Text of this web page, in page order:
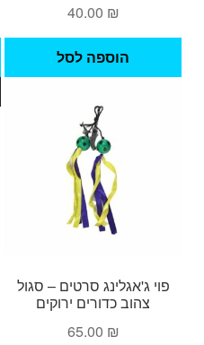
40.00 ₪
הוספה לסל
פוי ג'אגלינג סרטים – סגול
צהוב כדורים ירוקים
65.00 ₪